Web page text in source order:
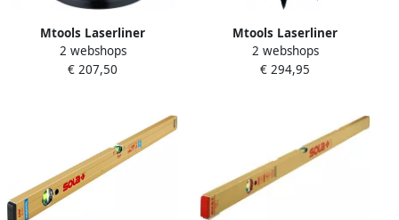
Mtools Laserliner
Automatisch
waterpasinstrument AL 32
2 webshops
€ 207,50
Mtools Laserliner
Automatisch
waterpasinstrument AL 26
2 webshops
€ 294,95